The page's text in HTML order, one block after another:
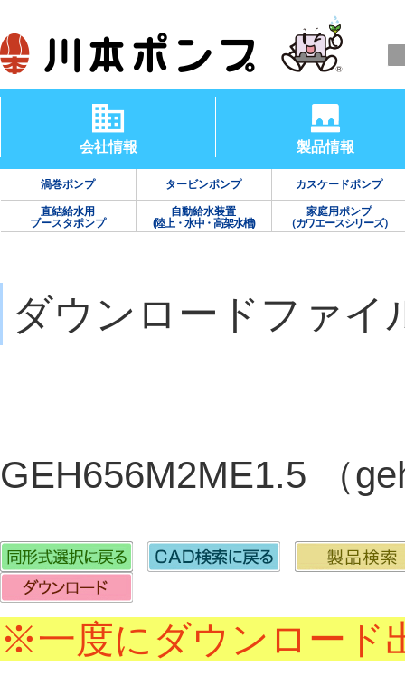
会社情報 製品情報
渦巻ポンプ タービンポンプ カスケードポンプ
直結給水用
ブースタポンプ
自動給水装置
(陸上・水中・高架水槽)
家庭用ポンプ
（カワエースシリーズ）
ダウンロードファイ
GEH656M2ME1.5
※一度にダウンロード